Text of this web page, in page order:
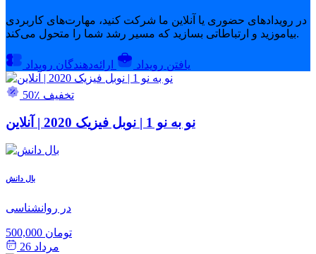
در رویدادهای حضوری یا آنلاین ما شرکت کنید، مهارت‌های کاربردی
بیاموزید و ارتباطاتی بسازید که مسیر رشد شما را متحول می‌کند.
یافتن رویداد ارائه‌دهندگان رویداد
50٪ تخفیف
نو به نو 1 | نوبل فیزیک 2020 | آنلاین
بال دانش
در روانشناسی
500,000 تومان
مرداد 26